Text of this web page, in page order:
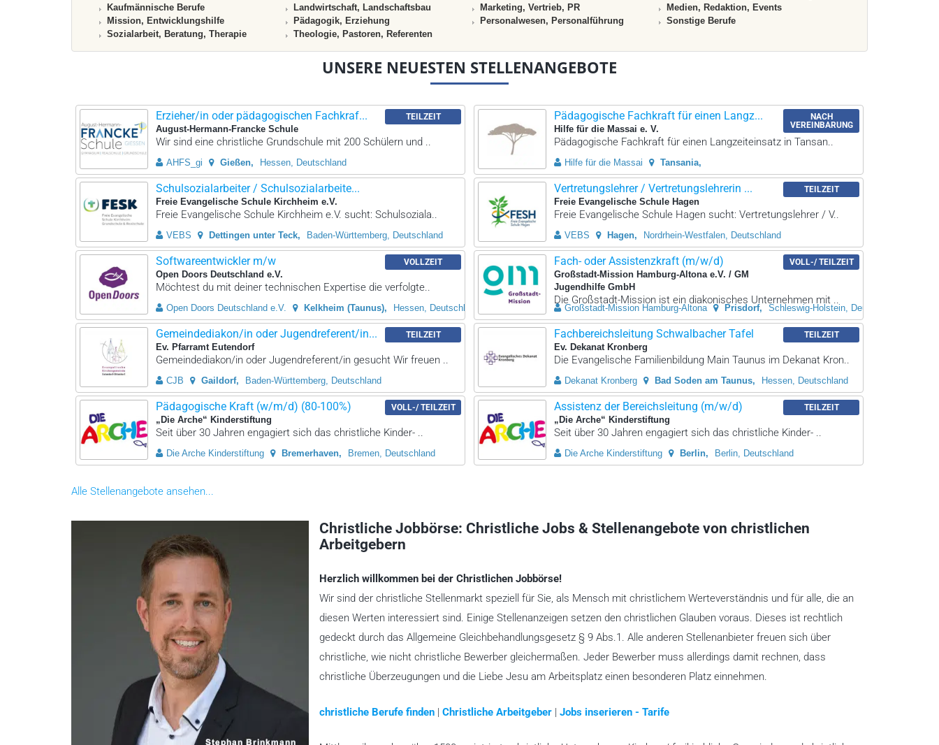
Kaufmännische Berufe
Landwirtschaft, Landschaftsbau Marketing, Vertrieb, PR
Medien, Redaktion, Events
Mission, Entwicklungshilfe
Pädagogik, Erziehung Personalwesen, Personalführung
Sonstige Berufe
Sozialarbeit, Beratung, Therapie
Theologie, Pastoren, Referenten
UNSERE NEUESTEN STELLENANGEBOTE
Erzieher/in oder pädagogischen Fachkraf...
August-Hermann-Francke Schule
TEILZEIT
Wir sind eine christliche Grundschule mit 200 Schülern und ..
AHFS_gi Gießen Hessen, Deutschland
Pädagogische Fachkraft für einen Langz...
Hilfe für die Massai e. V.
NACH
VEREINBARUNG
Pädagogische Fachkraft für einen Langzeiteinsatz in Tansan..
Hilfe für die Massai Tansania
Schulsozialarbeiter / Schulsozialarbeite...
Freie Evangelische Schule Kirchheim e.V.
Freie Evangelische Schule Kirchheim e.V. sucht: Schulsoziala..
VEBS Dettingen unter Teck Baden-Württemberg, Deutschland
Vertretungslehrer / Vertretungslehrerin ...
Freie Evangelische Schule Hagen
TEILZEIT
Freie Evangelische Schule Hagen sucht: Vertretungslehrer / V..
VEBS Hagen Nordrhein-Westfalen, Deutschland
Softwareentwickler m/w
Open Doors Deutschland e.V.
VOLLZEIT
Möchtest du mit deiner technischen Expertise die verfolgte..
Open Doors Deutschland e.V. Kelkheim (Taunus) Hessen, Deutschland
Fach- oder Assistenzkraft (m/w/d)
Großstadt-Mission Hamburg-Altona e.V. / GM
Jugendhilfe GmbH
VOLL-/ TEILZEIT
Die Großstadt-Mission ist ein diakonisches Unternehmen mit ..
Großstadt-Mission Hamburg-Altona Prisdorf Schleswig-Holstein, Deutschland
Gemeindediakon/in oder Jugendreferent/in...
Ev. Pfarramt Eutendorf
TEILZEIT
Gemeindediakon/in oder Jugendreferent/in gesucht Wir freuen ..
CJB Gaildorf Baden-Württemberg, Deutschland
Fachbereichsleitung Schwalbacher Tafel
Ev. Dekanat Kronberg
TEILZEIT
Die Evangelische Familienbildung Main Taunus im Dekanat Kron..
Dekanat Kronberg Bad Soden am Taunus Hessen, Deutschland
Pädagogische Kraft (w/m/d) (80-100%)
„Die Arche“ Kinderstiftung
VOLL-/ TEILZEIT
Seit über 30 Jahren engagiert sich das christliche Kinder- ..
Die Arche Kinderstiftung Bremerhaven Bremen, Deutschland
Assistenz der Bereichsleitung (m/w/d)
„Die Arche“ Kinderstiftung
TEILZEIT
Seit über 30 Jahren engagiert sich das christliche Kinder- ..
Die Arche Kinderstiftung Berlin Berlin, Deutschland
Alle Stellenangebote ansehen...
Christliche Jobbörse: Christliche Jobs & Stellenangebote von christlichen
Arbeitgebern
Herzlich willkommen bei der Christlichen Jobbörse!
Wir sind der christliche Stellenmarkt speziell für Sie, als Mensch mit christlichem Werteverständnis und für alle, die an
diesen Werten interessiert sind. Einige Stellenanzeigen setzen den christlichen Glauben voraus. Dieses ist rechtlich
gedeckt durch das Allgemeine Gleichbehandlungsgesetz § 9 Abs.1. Alle anderen Stellenanbieter freuen sich über
christliche, wie nicht christliche Bewerber gleichermaßen. Jeder Bewerber muss allerdings damit rechnen, dass
christliche Überzeugungen und die Liebe Jesu am Arbeitsplatz einen besonderen Platz einnehmen.
christliche Berufe finden Christliche Arbeitgeber Jobs inserieren - Tarife